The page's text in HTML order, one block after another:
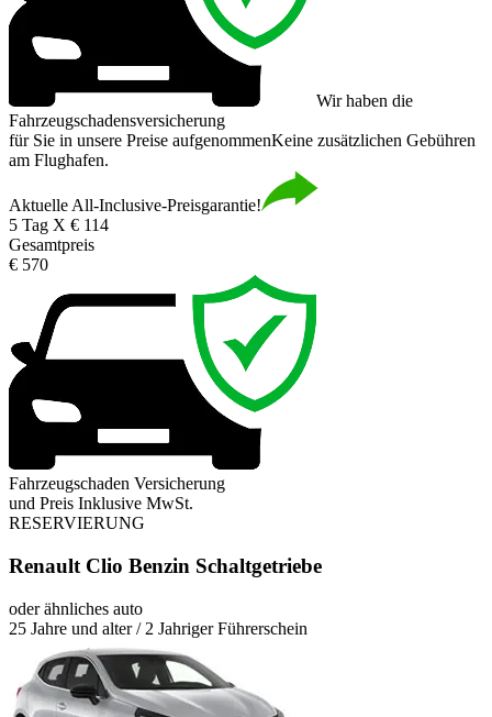
Wir haben die
Fahrzeugschadensversicherung
für Sie in unsere Preise aufgenommenKeine zusätzlichen Gebühren
am Flughafen.
Aktuelle All-Inclusive-Preisgarantie!
5 Tag X € 114
Gesamtpreis
€ 570
Fahrzeugschaden Versicherung
und Preis Inklusive MwSt.
RESERVIERUNG
Renault Clio Benzin Schaltgetriebe
oder ähnliches auto
25 Jahre und alter / 2 Jahriger Führerschein